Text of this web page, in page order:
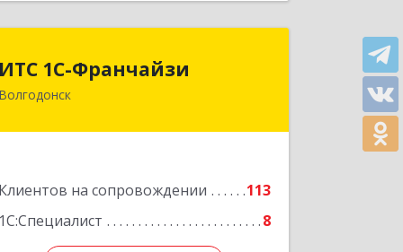
ИТС 1С-Франчайзи
Волгодонск
Клиентов на сопровождении
113
1С:Специалист
8
ИТС 1С-Франчайзи
347380, Ростовская обл, Волгодонск г,